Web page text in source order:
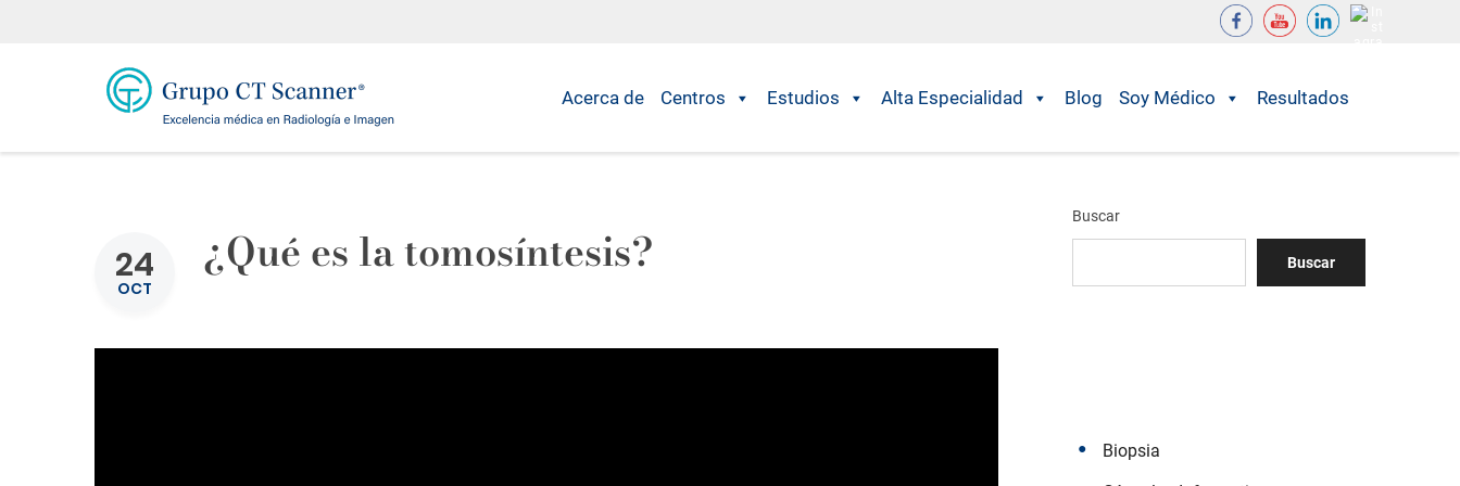
Acerca de Centros Estudios Alta Especialidad Blog Soy Médico Resultados
24
OCT
¿Qué es la tomosíntesis?
Buscar
Buscar
Biopsia